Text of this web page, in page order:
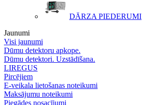
DĀRZA PIEDERUMI
Jaunumi
Visi jaunumi
Dūmu detektoru apkope.
Dūmu detektori. Uzstādīšana.
LIREGUS
Pircējiem
E-veikala lietošanas noteikumi
Maksājumu noteikumi
Piegādes nosacījumi